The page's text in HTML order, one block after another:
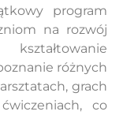
program
na rozwój
różnych
grach
co